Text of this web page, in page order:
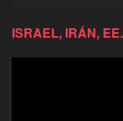
ISRAEL, IRÁN,